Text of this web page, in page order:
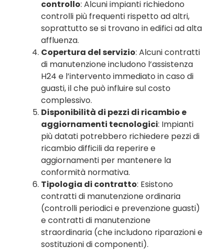
controllo: Alcuni impianti richiedono
controlli più frequenti rispetto ad altri,
soprattutto se si trovano in edifici ad alta
affluenza.
Copertura del servizio: Alcuni contratti
di manutenzione includono l’assistenza
H24 e l’intervento immediato in caso di
guasti, il che può influire sul costo
complessivo.
Disponibilità di pezzi di ricambio e
aggiornamenti tecnologici: Impianti
più datati potrebbero richiedere pezzi di
ricambio difficili da reperire e
aggiornamenti per mantenere la
conformità normativa.
Tipologia di contratto: Esistono
contratti di manutenzione ordinaria
(controlli periodici e prevenzione guasti)
e contratti di manutenzione
straordinaria (che includono riparazioni e
sostituzioni di componenti).